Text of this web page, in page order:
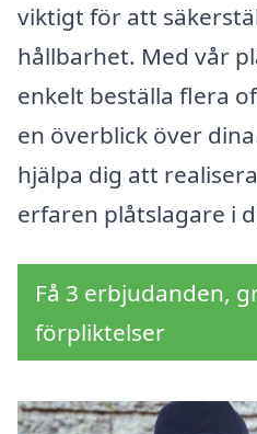
viktigt för att
hållbarhet. Med vår
enkelt beställa flera
en överblick över
hjälpa dig att
erfaren plåtslagare i
Få 3 erbjudanden,
förpliktelser